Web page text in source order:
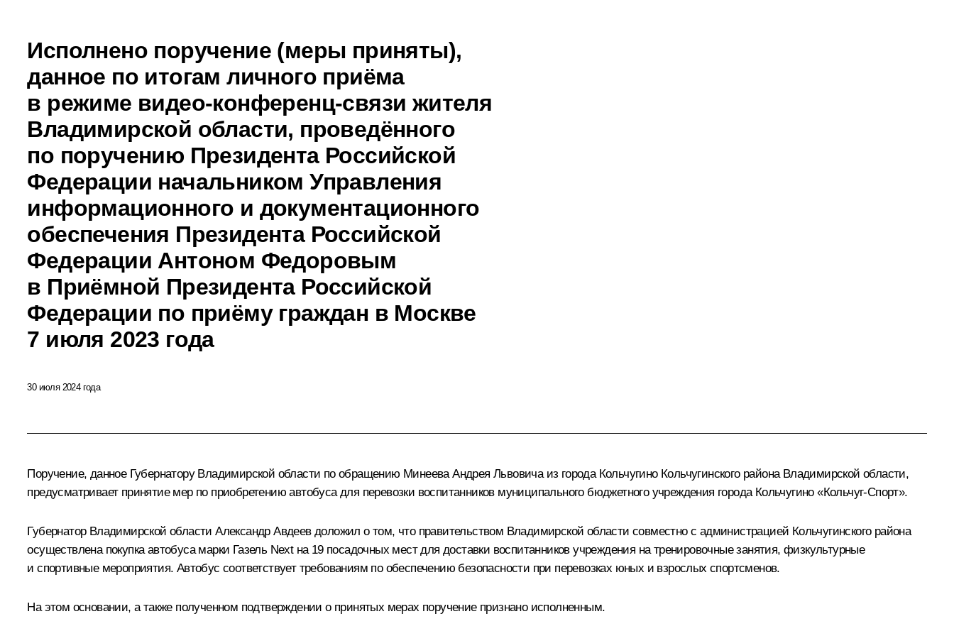
Исполнено поручение (меры приняты),
данное по итогам личного приёма
в режиме видео-конференц-связи жителя
Владимирской области, проведённого
по поручению Президента Российской
Федерации начальником Управления
информационного и документационного
обеспечения Президента Российской
Федерации Антоном Федоровым
в Приёмной Президента Российской
Федерации по приёму граждан в Москве
7 июля 2023 года
30 июля 2024 года
Поручение, данное Губернатору Владимирской области по обращению Минеева Андрея Львовича из города Кольчугино Кольчугинского района Владимирской области,
предусматривает принятие мер по приобретению автобуса для перевозки воспитанников муниципального бюджетного учреждения города Кольчугино «Кольчуг-Спорт».
Губернатор Владимирской области Александр Авдеев доложил о том, что правительством Владимирской области совместно с администрацией Кольчугинского района
осуществлена покупка автобуса марки Газель Next на 19 посадочных мест для доставки воспитанников учреждения на тренировочные занятия, физкультурные
и спортивные мероприятия. Автобус соответствует требованиям по обеспечению безопасности при перевозках юных и взрослых спортсменов.
На этом основании, а также полученном подтверждении о принятых мерах поручение признано исполненным.